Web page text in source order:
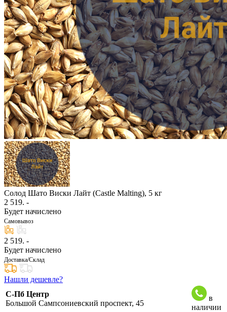
Солод Шато Виски Лайт (Castle Malting), 5 кг
2 519. -
Будет начислено
Самовывоз
2 519. -
Будет начислено
Доставка/Склад
Нашли дешевле?
С-Пб Центр
Большой Сампсониевский проспект, 45
в
наличии